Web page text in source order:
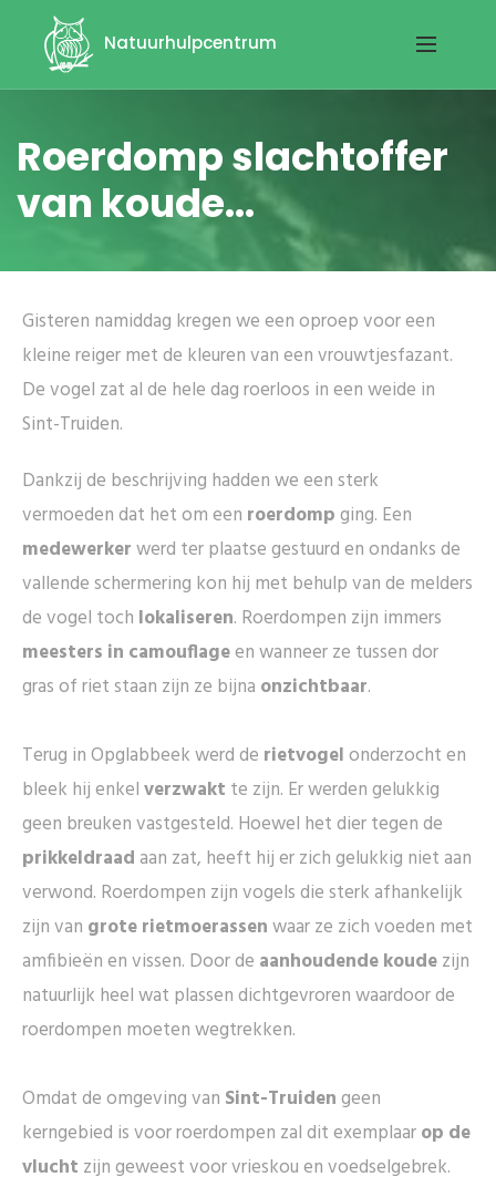
Natuurhulpcentrum
Roerdomp slachtoffer
van koude...
Gisteren namiddag kregen we een oproep voor een
kleine reiger met de kleuren van een vrouwtjesfazant.
De vogel zat al de hele dag roerloos in een weide in
Sint-Truiden.
Dankzij de beschrijving hadden we een sterk
vermoeden dat het om een roerdompging. Een
medewerkerwerd ter plaatse gestuurd en ondanks de
vallende schermering kon hij met behulp van de melders
de vogel toch lokaliseren. Roerdompen zijn immers
meesters in camouflageen wanneer ze tussen dor
gras of riet staan zijn ze bijna onzichtbaar.
Terug in Opglabbeek werd de rietvogelonderzocht en
bleek hij enkelverzwakt te zijn. Er werden gelukkig
geen breuken vastgesteld. Hoewel het dier tegen de
prikkeldraadaan zat, heeft hij er zich gelukkig niet aan
verwond. Roerdompen zijn vogels die sterk afhankelijk
zijn van grote rietmoerassenwaar ze zich voeden met
amfibieën en vissen. Door de aanhoudende koudezijn
natuurlijk heel wat plassen dichtgevroren waardoor de
roerdompen moeten wegtrekken.
Omdat de omgeving van Sint-Truidengeen
kerngebied is voor roerdompen zal dit exemplaarop de
vlucht zijn geweest voor vrieskou en voedselgebrek.